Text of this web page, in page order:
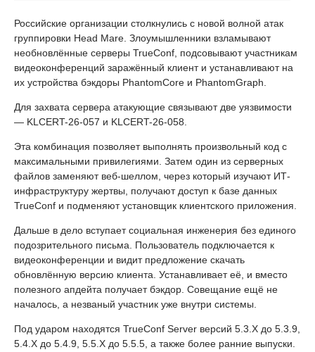
Российские организации столкнулись с новой волной атак
группировки Head Mare. Злоумышленники взламывают
необновлённые серверы TrueConf, подсовывают участникам
видеоконференций заражённый клиент и устанавливают на
их устройства бэкдоры PhantomCore и PhantomGraph.
Для захвата сервера атакующие связывают две уязвимости
— KLCERT-26-057 и KLCERT-26-058.
Эта комбинация позволяет выполнять произвольный код с
максимальными привилегиями. Затем один из серверных
файлов заменяют веб-шеллом, через который изучают ИТ-
инфраструктуру жертвы, получают доступ к базе данных
TrueConf и подменяют установщик клиентского приложения.
Дальше в дело вступает социальная инженерия без единого
подозрительного письма. Пользователь подключается к
видеоконференции и видит предложение скачать
обновлённую версию клиента. Устанавливает её, и вместо
полезного апдейта получает бэкдор. Совещание ещё не
началось, а незваный участник уже внутри системы.
Под ударом находятся TrueConf Server версий 5.3.X до 5.3.9,
5.4.X до 5.4.9, 5.5.X до 5.5.5, а также более ранние выпуски.